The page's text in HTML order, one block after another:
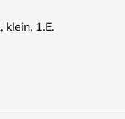
klein, 1.E.